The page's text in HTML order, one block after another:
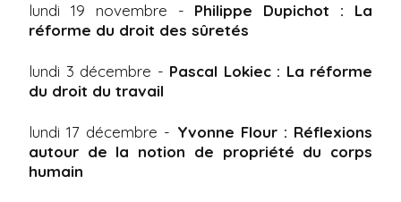
lundi 19 novembre - Philippe Dupichot : La
réforme du droit des sûretés
lundi 3 décembre - Pascal Lokiec : La réforme
du droit du travail
lundi 17 décembre - Yvonne Flour : Réflexions
autour de la notion de propriété du corps
humain